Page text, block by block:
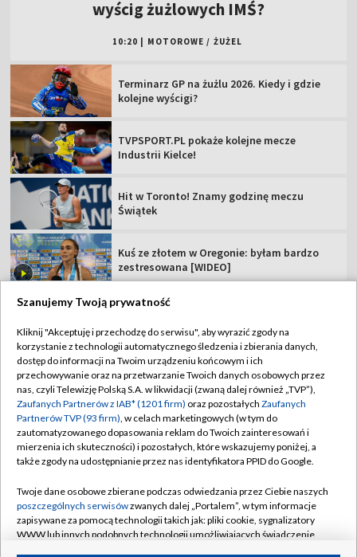
wyścig żużlowych IMŚ?
10:20 MOTOROWE / ŻUŻEL
Terminarz GP na żużlu 2026. Kiedy i gdzie
kolejne wyścigi?
TVPSPORT.PL pokaże kolejne mecze
Industrii Kielce!
Hit w Toronto! Znamy godzinę meczu
Świątek
Kuś ze złotem w Oregonie: byłam bardzo
zestresowana [WIDEO]
Dziś "królewski" etap Tour de Pologne.
Multi1Liga! Oglądaj transmisję sobotnich
meczów 3. kolejki!
TVP
Abonament TVP
Sklep TVP
Biuro Reklamy
Regulamin TVP
Polityka prywatności
Moje zgody
Szanujemy Twoją prywatność
Kliknij "Akceptuję i przechodzę do serwisu", aby wyrazić zgody na
korzystanie z technologii automatycznego śledzenia i zbierania danych,
dostęp do informacji na Twoim urządzeniu końcowym i ich
przechowywanie oraz na przetwarzanie Twoich danych osobowych przez
nas, czyli Telewizję Polską S.A. w likwidacji (zwaną dalej również „TVP”),
Zaufanych Partnerów z IAB* (1201 firm) oraz pozostałych Zaufanych
Partnerów TVP (93 firm), w celach marketingowych (w tym do
zautomatyzowanego dopasowania reklam do Twoich zainteresowań i
mierzenia ich skuteczności) i pozostałych, które wskazujemy poniżej, a
także zgody na udostępnianie przez nas identyfikatora PPID do Google.
Twoje dane osobowe zbierane podczas odwiedzania przez Ciebie naszych
poszczególnych serwisówzwanych dalej „Portalem”, w tym informacje
zapisywane za pomocą technologii takich jak: pliki cookie, sygnalizatory
WWW lub innych podobnych technologii umożliwiających świadczenie